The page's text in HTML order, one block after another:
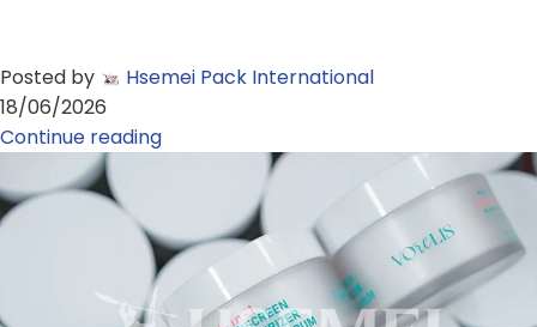
Posted by
Hsemei Pack International
18/06/2026
Continue reading